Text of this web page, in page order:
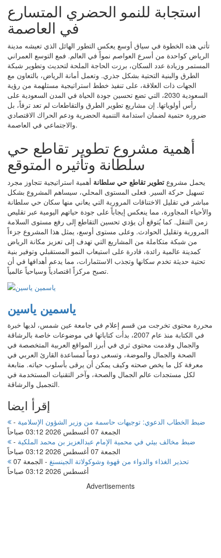
استجابة للنمو الحضري المتسارع
في العاصمة
تأتي هذه الخطوة في سياق أوسع يعكس التطور الهائل الذي تعيشه مدينة
الرياض كواحدة من أسرع العواصم نمواً في العالم. فمع التوسع العمراني
المستمر وزيادة عدد السكان، برزت الحاجة الملحة لتحديث وتطوير شبكة
الطرق والبنية التحتية بشكل جذري. وتعمل أمانة الرياض، بالتعاون مع
الجهات ذات العلاقة، على تنفيذ خطط استراتيجية مستلهمة من رؤية
السعودية 2030، التي تضع تحسين جودة الحياة في المدن السعودية على
رأس أولوياتها. إن مشاريع تطوير الطرق والتقاطعات لم تعد ترفاً، بل
ضرورة حتمية لضمان استدامة التنمية الحضرية ودعم الحراك الاقتصادي
والاجتماعي في العاصمة.
أهمية مشروع تطوير تقاطع حي
سلطانة وتأثيره المتوقع
يحمل مشروع تطوير تقاطع حي سلطانة أهمية استراتيجية تتجاوز مجرد
تسهيل حركة السير. فعلى المستوى المحلي، سيساهم المشروع بشكل
مباشر في تقليل الاختناقات المرورية التي يعاني منها سكان حي سلطانة
والأحياء المجاورة، مما ينعكس إيجاباً على جودة حياتهم اليومية عبر تقليص
زمن التنقل. كما يُتوقع أن يؤدي تحسين التقاطع إلى رفع مستوى السلامة
المرورية وتقليل الحوادث. وعلى مستوى أوسع، يمثل هذا المشروع جزءاً
من شبكة متكاملة من المشاريع التي تهدف إلى تعزيز مكانة الرياض
كمدينة عالمية رائدة، قادرة على استيعاب النمو المستقبلي وتوفير بنية
تحتية حديثة تخدم سكانها وتجذب الاستثمارات، مما يدعم أهدافها في أن
تصبح مركزاً اقتصادياً وسياحياً عالمياً.
ياسمين ياسين
محررة محتوى تخرجت من قسم إعلام في جامعة عين شمس، لديها خبرة
في الكتابة منذ عام 2007، بدأت كتاباتها في موضوعات خاصة بالرشاقة
والجمال وقدمت محتوى ثري في أبرز المواقع العربية المتخصصة في
الصحة والجمال والموضة، وتسعى دوماً لمساعدة القارئ العربي في
معرفة كل ما يخص صحته وكيف يمكن أن يرقى بأسلوب حياته. متابعة
لكل مستجدات عالم الجمال والصحة، وآخر التقنيات المستخدمة في
التجميل والرشاقة.
إقرأ ايضا
ضبط الخطاب الدعوي: توجيهات حاسمة من وزير الشؤون الإسلامية -
الجمعة 07 أغسطس 2026 03:12 صباحاً
ضبط مخالف بيئي في محمية الإمام عبدالعزيز بن محمد الملكية -
الجمعة 07 أغسطس 2026 03:12 صباحاً
تحذير الغذاء والدواء من قهوة وشوكولاتة الجينسنغ -
الجمعة 07
أغسطس 2026 03:12 صباحاً
Advertisements